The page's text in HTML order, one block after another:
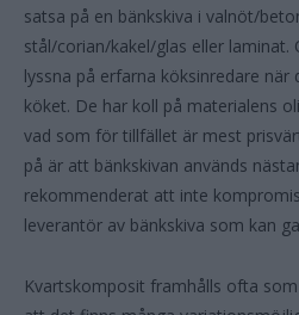
satsa på en bänkskiva i valnöt/
stål/corian/kakel/glas eller
lyssna på erfarna köksinredare när
köket. De har koll på materialens
vad som för tillfället är mest
på är att bänkskivan används
rekommenderat att inte
leverantör av bänkskiva som kan
Kvartskomposit framhålls ofta